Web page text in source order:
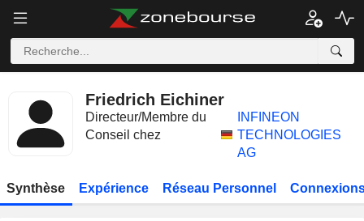
Friedrich Eichiner
Directeur/Membre du
Conseil chez
INFINEON
TECHNOLOGIES
AG
Synthèse Expérience Réseau Personnel